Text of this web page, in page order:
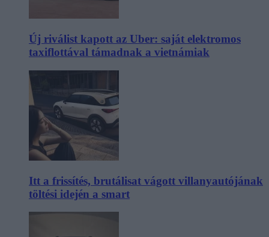
Új riválist kapott az Uber: saját elektromos
taxiflottával támadnak a vietnámiak
Itt a frissítés, brutálisat vágott villanyautójának
töltési idején a smart